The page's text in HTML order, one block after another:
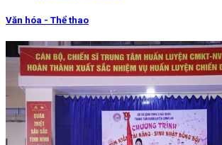
Văn hóa - Thể thao